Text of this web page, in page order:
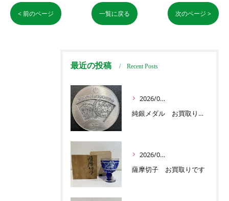
< 前のページ 一覧に戻る 次のページ >
最近の投稿 Recent Posts
2026/07/03
純銀メダル お買取りです
2026/07/01
薩摩切子 お買取りです